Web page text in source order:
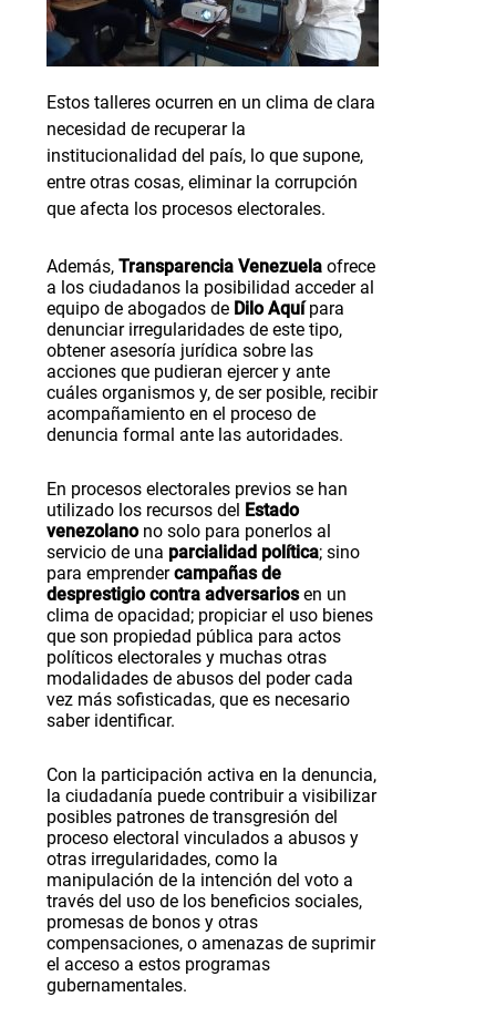
Estos talleres ocurren en un clima de clara
necesidad de recuperar la
institucionalidad del país, lo que supone,
entre otras cosas, eliminar la corrupción
que afecta los procesos electorales.
Además, Transparencia Venezuela ofrece
a los ciudadanos la posibilidad acceder al
equipo de abogados de Dilo Aquípara
denunciar irregularidades de este tipo,
obtener asesoría jurídica sobre las
acciones que pudieran ejercer y ante
cuáles organismos y, de ser posible, recibir
acompañamiento en el proceso de
denuncia formal ante las autoridades.
En procesos electorales previos se han
utilizado los recursos del Estado
venezolanono solo para ponerlos al
servicio de una parcialidad política; sino
para emprendercampañas de
desprestigio contra adversariosen un
clima de opacidad; propiciar el uso bienes
que son propiedad pública para actos
políticos electorales y muchas otras
modalidades de abusos del poder cada
vez más sofisticadas, que es necesario
saber identificar.
Con la participación activa en la denuncia,
la ciudadanía puede contribuir a visibilizar
posibles patrones de transgresión del
proceso electoral vinculados a abusos y
otras irregularidades, como la
manipulación de la intención del voto a
través del uso de los beneficios sociales,
promesas de bonos y otras
compensaciones, o amenazas de suprimir
el acceso a estos programas
gubernamentales.